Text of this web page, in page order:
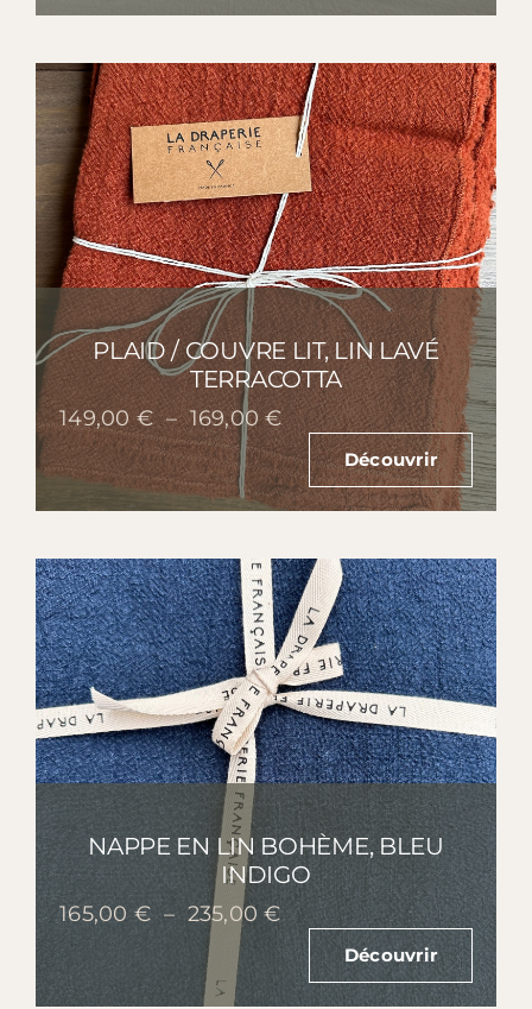
40,00 €
PLAID / COUVRE LIT, LIN LAVÉ
TERRACOTTA
149,00€ – 169,00€Plage
de
prix :
149,00 €
169,00 €
Découvrir
NAPPE EN LIN BOHÈME, BLEU
INDIGO
165,00 € – 235,00€Plage
de
prix :
165,00 €
Découvrir